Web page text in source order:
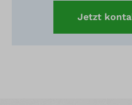
Jetzt